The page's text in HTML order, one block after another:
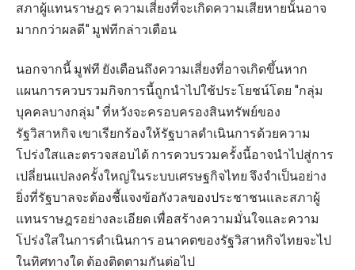
สภาผู้แทนราษฎร ความเสี่ยงที่จะเกิดความเสียหายนั้นอาจ
มากกว่าผลดี" มูฟทีกล่าวเตือน
นอกจากนี้ มูฟที ยังเตือนถึงความเสี่ยงที่อาจเกิดขึ้นหาก
แผนการควบรวมกิจการนี้ถูกนำไปใช้ประโยชน์โดย "กลุ่ม
บุคคลบางกลุ่ม" ที่หวังจะครอบครองสินทรัพย์ของ
รัฐวิสาหกิจ เขาเรียกร้องให้รัฐบาลดำเนินการด้วยความ
โปร่งใสและตรวจสอบได้ การควบรวมครั้งนี้อาจนำไปสู่การ
เปลี่ยนแปลงครั้งใหญ่ในระบบเศรษฐกิจไทย จึงจำเป็นอย่าง
ยิ่งที่รัฐบาลจะต้องชี้แจงข้อกังวลของประชาชนและสภาผู้
แทนราษฎรอย่างละเอียด เพื่อสร้างความมั่นใจและความ
โปร่งใสในการดำเนินการ อนาคตของรัฐวิสาหกิจไทยจะไป
ในทิศทางใด ต้องติดตามกันต่อไป